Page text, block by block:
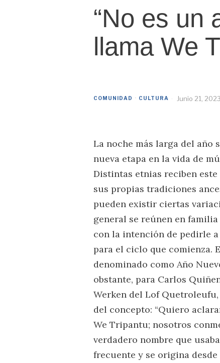
“No es un
llama We
COMUNIDAD · CULTURA Junio 21, 2023
La noche más larga del año
nueva etapa en la vida de
Distintas etnias reciben
sus propias tradiciones
pueden existir ciertas
general se reúnen en
con la intención de pedirle
para el ciclo que comienza.
denominado como Año
obstante, para Carlos
Werken del Lof
del concepto: “Quiero
We Tripantu; nosotros
verdadero nombre que
frecuente y se origina